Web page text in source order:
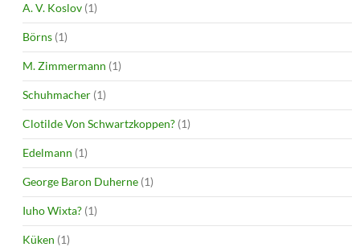
A. V. Koslov (1)
Börns (1)
M. Zimmermann (1)
Schuhmacher (1)
Clotilde Von Schwartzkoppen? (1)
Edelmann (1)
George Baron Duherne (1)
Iuho Wixta? (1)
Küken (1)